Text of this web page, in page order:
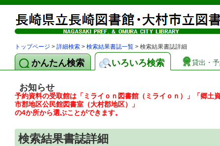
トップページ > 詳細検索 > 検索結果書誌一覧 > 検索結果書誌詳細
かんたん検索 いろいろ検索 貸出・
お知らせ
予約資料の受取館は「ミライｏｎ図書館（ミライｏｎ）」「郷
市郡地区公民館図書室（大村郡地区）」
の4か所から選ぶことができます。
検索結果書誌詳細